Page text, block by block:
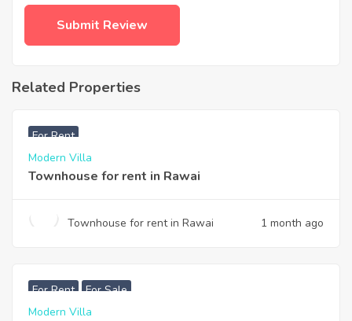
Related Properties
For Rent
Modern Villa
Townhouse for rent in Rawai
Townhouse for rent in Rawai 1 month ago
For Rent For Sale
Modern Villa